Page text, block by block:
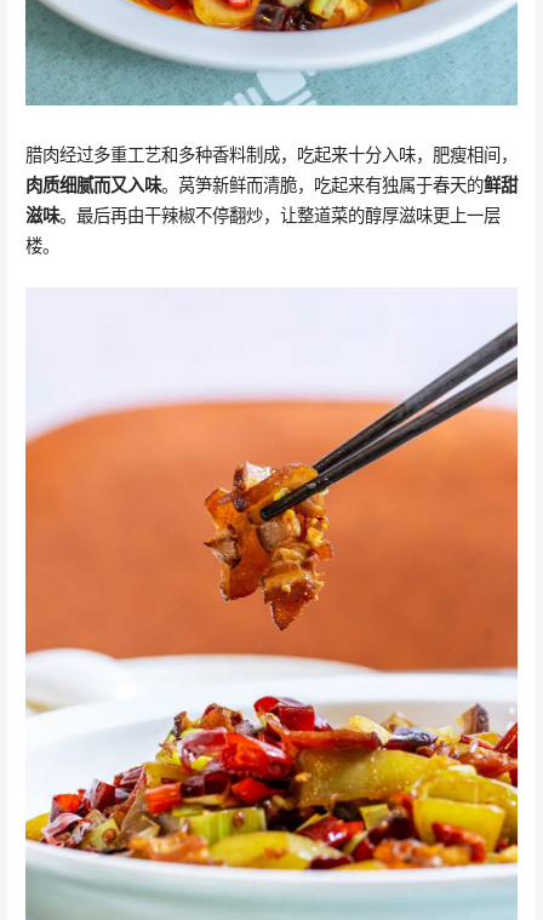
腊肉经过多重工艺和多种香料制成，吃起来十分入味，肥瘦相间，
肉质细腻而又入味。莴笋新鲜而清脆，吃起来有独属于春天的鲜甜
滋味。最后再由干辣椒不停翻炒，让整道菜的醇厚滋味更上一层
楼。